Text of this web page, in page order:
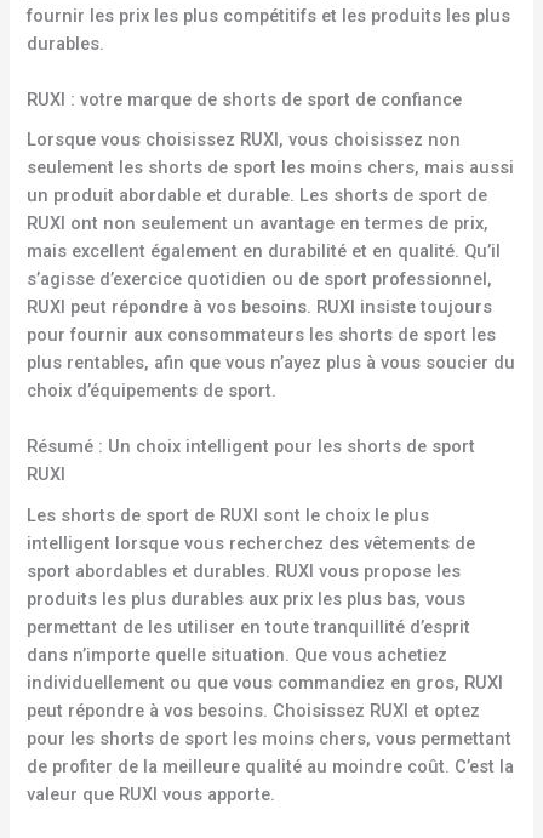
fournir les prix les plus compétitifs et les produits les plus
durables.
RUXI : votre marque de shorts de sport de confiance
Lorsque vous choisissez RUXI, vous choisissez non
seulement les shorts de sport les moins chers, mais aussi
un produit abordable et durable. Les shorts de sport de
RUXI ont non seulement un avantage en termes de prix,
mais excellent également en durabilité et en qualité. Qu’il
s’agisse d’exercice quotidien ou de sport professionnel,
RUXI peut répondre à vos besoins. RUXI insiste toujours
pour fournir aux consommateurs les shorts de sport les
plus rentables, afin que vous n’ayez plus à vous soucier du
choix d’équipements de sport.
Résumé : Un choix intelligent pour les shorts de sport
RUXI
Les shorts de sport de RUXI sont le choix le plus
intelligent lorsque vous recherchez des vêtements de
sport abordables et durables. RUXI vous propose les
produits les plus durables aux prix les plus bas, vous
permettant de les utiliser en toute tranquillité d’esprit
dans n’importe quelle situation. Que vous achetiez
individuellement ou que vous commandiez en gros, RUXI
peut répondre à vos besoins. Choisissez RUXI et optez
pour les shorts de sport les moins chers, vous permettant
de profiter de la meilleure qualité au moindre coût. C’est la
valeur que RUXI vous apporte.